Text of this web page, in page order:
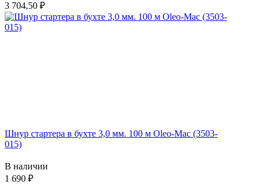
3 704,50
Шнур стартера в бухте 3,0 мм. 100 м Oleo-Mac (3503-
015)
В наличии
1 690